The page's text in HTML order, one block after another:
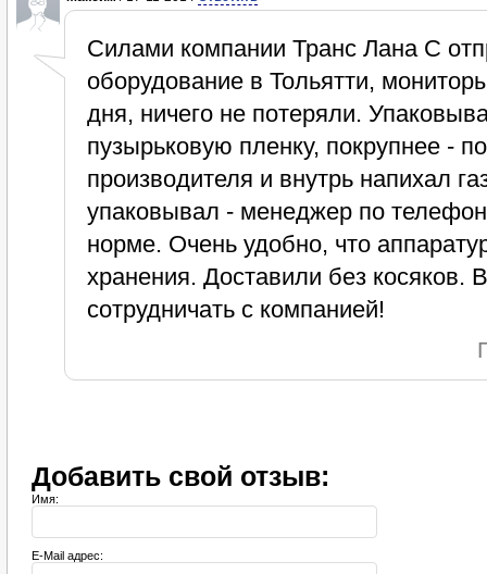
Силами компании Транс Лана С
оборудование в Тольятти,
дня, ничего не потеряли.
пузырьковую пленку, покрупнее -
производителя и внутрь напихал
упаковывал - менеджер по
норме. Очень удобно, что
хранения. Доставили без
сотрудничать с компанией!
Добавить свой отзыв:
Имя:
E-Mail адрес: